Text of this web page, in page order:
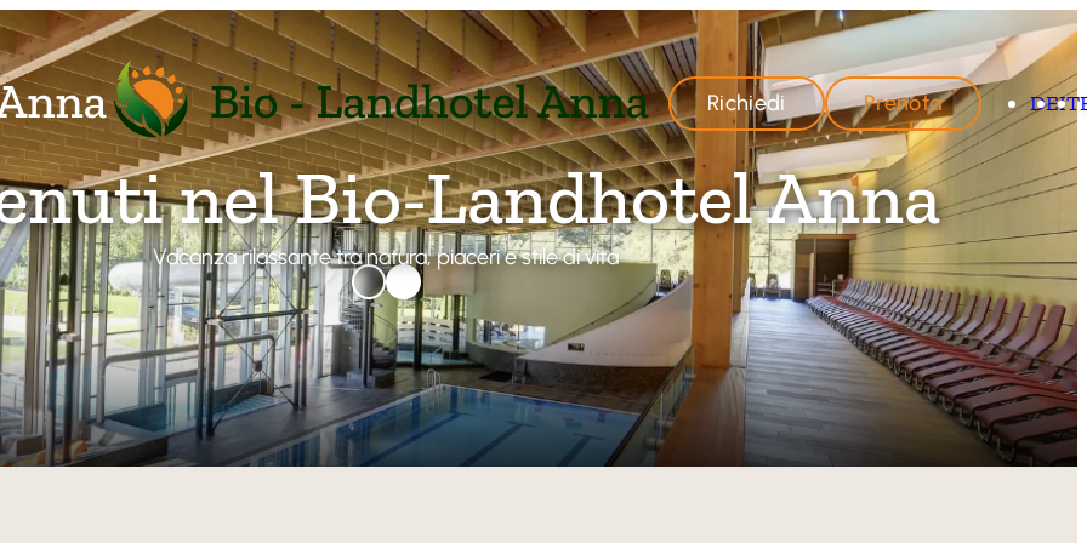
Richiedi Prenota DEIT
BIO-Landhotel Anna
Atmosfera
Relax
Sapori BIO
nel Bio-Landhotel Anna
Vacanza rilassante tra natura, piaceri e stile di vita